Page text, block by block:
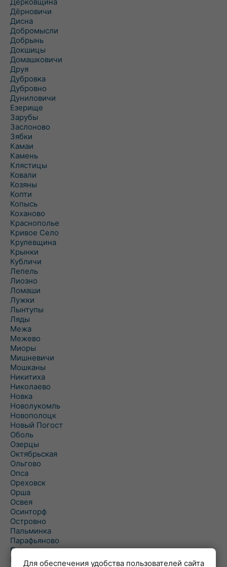
Дёрновичи
Дисна
Добромысли
Добрынь
Докшицы
Домашковичи
Друя
Дубровка
Дубровно
Дуниловичи
Езерище
Зарубы
Заслоново
Зябки
Камаи
Камень
Клястицы
Ковали
Козяны
Копти
Копысь
Коханово
Краснополье
Кривое Село
Крулевщина
Крынки
Кубличи
Лепель
Лиозно
Ломаши
Лужки
Лынтупы
Ляды
Межа
Межево
Миоры
Мишневичи
Мошканы
Никитиха
Николаево
Новка
Новолукомль
Новополоцк
Новый Погост
Оболь
Озерцы
Октябрьская
Ольгово
Опса
Ореховск
Орша
Освея
Осинторф
Островно
Пальминка
Парафьяново
Плисса
ПовятьеДля обеспечения удобства пользователей сайта